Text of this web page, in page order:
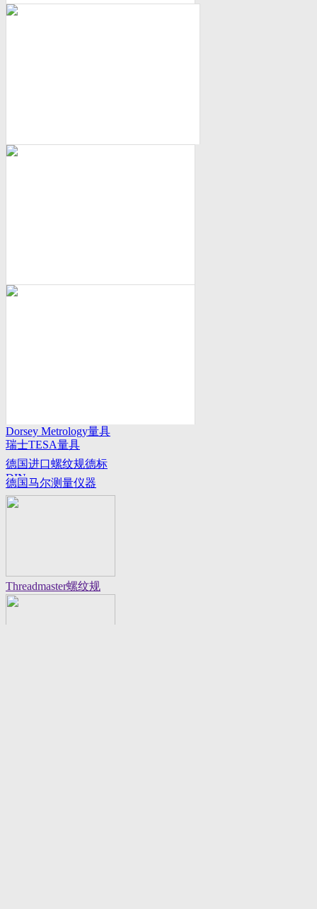
Dorsey Metrology量具
系列
瑞士TESA量具
德国进口螺纹规德标
DIN
德国马尔测量仪器
Threadmaster螺纹规